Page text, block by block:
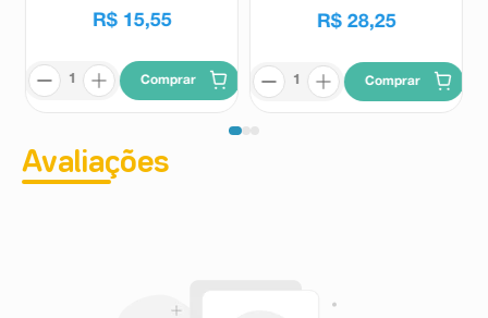
R$ 15,55
Comprar
R$ 28,25
Comprar
Avaliações